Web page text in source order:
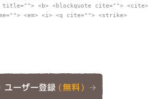
title=""> <b> <blockquote cite=""> <cite>
<em> <i> <q cite=""> <strike>